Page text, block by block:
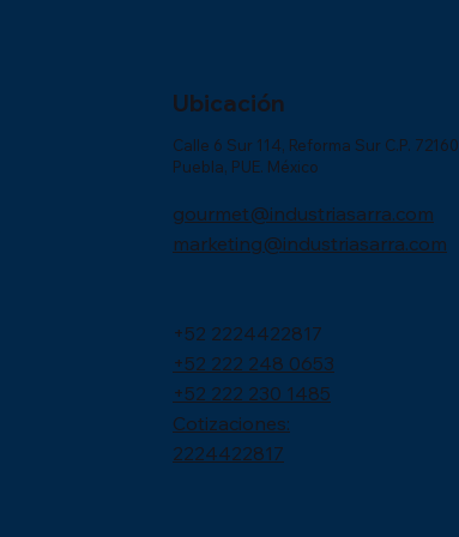
Ubicación
Calle 6 Sur 114, Reforma Sur C.P. 72160
Puebla, PUE. México
gourmet@industriasarra.com
marketing@industriasarra.com
+52 2224422817
+52 222 248 0653
+52 222 230 1485
Cotizaciones:
2224422817